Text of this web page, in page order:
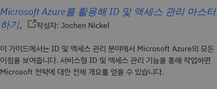
Microsoft Azure를 활용해 ID 및 액세스 관리 마스터
하기, 작성자: Jochen Nickel
이 가이드에서는 ID 및 액세스 관리 분야에서 Microsoft Azure의 모든
이점을 보여줍니다. 서비스형 ID 및 액세스 관리 기능을 통해 작업하면
Microsoft 전략에 대한 전체 개요를 얻을 수 있습니다.